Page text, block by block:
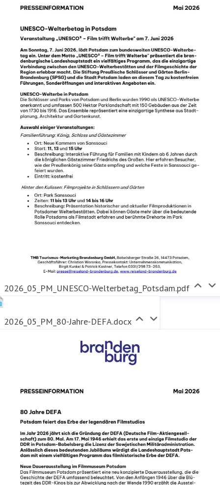
2026_05_PM_UNESCO-Welterbetag_Potsdam.pdf
2026_05_PM_80-Jahre-DEFA.docx